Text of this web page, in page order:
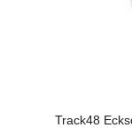
Track48